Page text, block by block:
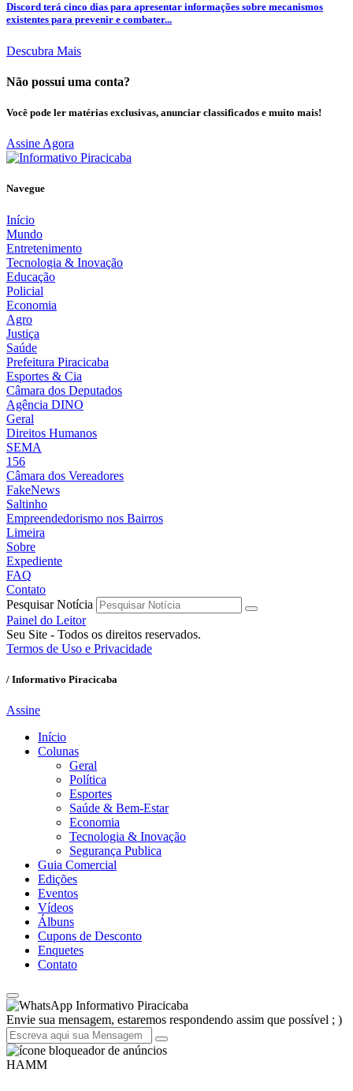
Discord terá cinco dias para apresentar informações sobre mecanismos
existentes para prevenir e combater...
Descubra Mais
Não possui uma conta?
Você pode ler matérias exclusivas, anunciar classificados e muito mais!
Assine Agora
Navegue
Início
Mundo
Entretenimento
Tecnologia & Inovação
Educação
Policial
Economia
Agro
Justiça
Saúde
Prefeitura Piracicaba
Esportes & Cia
Câmara dos Deputados
Agência DINO
Geral
Direitos Humanos
SEMA
156
Câmara dos Vereadores
FakeNews
Saltinho
Empreendedorismo nos Bairros
Limeira
Sobre
Expediente
FAQ
Contato
Pesquisar Notícia
Painel do Leitor
Seu Site - Todos os direitos reservados.
Termos de Uso e Privacidade
/ Informativo Piracicaba
Assine
Início
Colunas
Geral
Política
Esportes
Saúde & Bem-Estar
Economia
Tecnologia & Inovação
Segurança Publica
Guia Comercial
Edições
Eventos
Vídeos
Álbuns
Cupons de Desconto
Enquetes
Contato
Informativo Piracicaba
Envie sua mensagem, estaremos respondendo assim que possível ; )
HAMM